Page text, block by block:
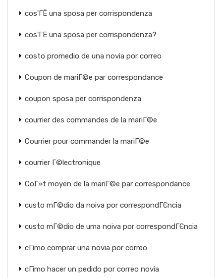
cos'ГЁ una sposa per corrispondenza
cos'ГЁ una sposa per corrispondenza?
costo promedio de una novia por correo
Coupon de mariГ©e par correspondance
coupon sposa per corrispondenza
courrier des commandes de la mariГ©e
Courrier pour commander la mariГ©e
courrier Г©lectronique
CoГ»t moyen de la mariГ©e par correspondance
custo mГ©dio da noiva por correspondГЄncia
custo mГ©dio de uma noiva por correspondГЄncia
cГіmo comprar una novia por correo
cГіmo hacer un pedido por correo novia